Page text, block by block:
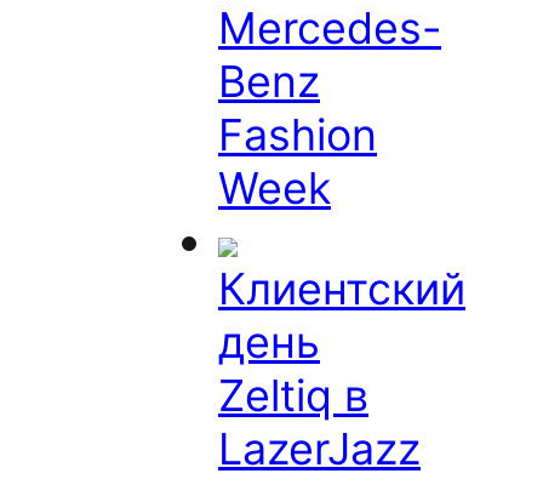
Mercedes-
Benz
Fashion
Week
Клиентский
день
Zeltiq в
LazerJazz